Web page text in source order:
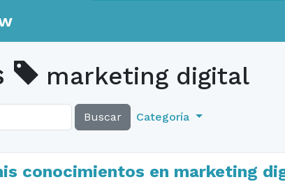
marketing digital
Buscar Categoría
conocimientos en marketing